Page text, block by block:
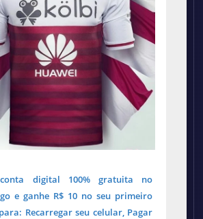
digital 100% gratuita no
e ganhe R$ 10 no seu primeiro
Recarregar seu celular, Pagar